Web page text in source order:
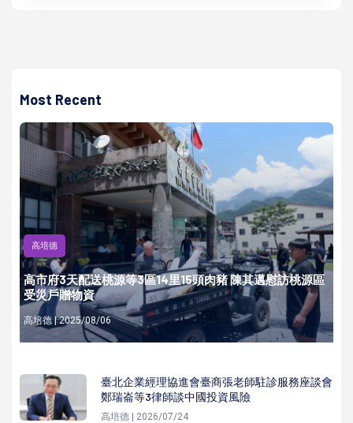
Most Recent
高培德
高市府3天配送桃源等3區14里15頭肉豬 陳其邁慰訪桃源區
受災戶贈物資
高培德 | 2025/08/06
臺北企業經理協進會臺商張老師駐診服務座談會
鄭瑞崙等3律師談中國投資風險
高培德 | 2026/07/24